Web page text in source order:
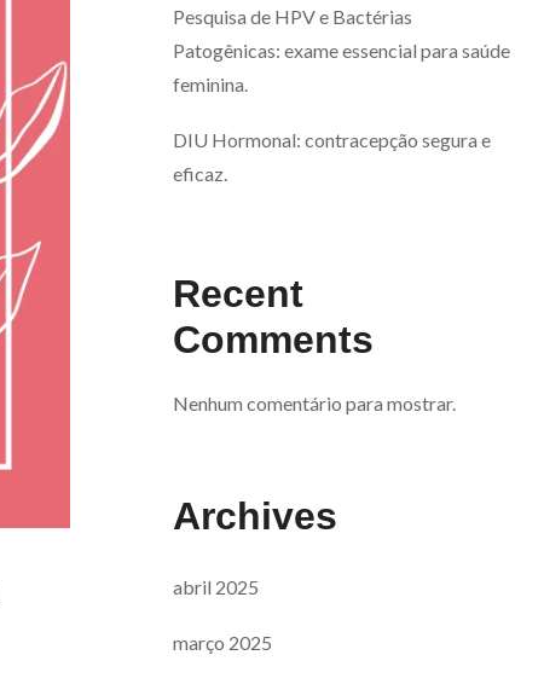
Pesquisa de HPV e Bactérias
Patogênicas: exame essencial para saúde
feminina.
DIU Hormonal: contracepção segura e
eficaz.
Recent
Comments
Nenhum comentário para mostrar.
Archives
abril 2025
março 2025